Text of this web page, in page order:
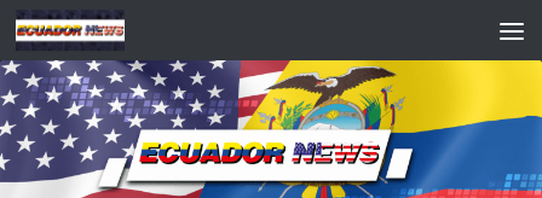
Saltar al contenido